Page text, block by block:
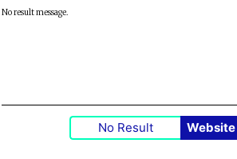
No result message.
No Result